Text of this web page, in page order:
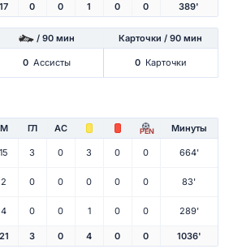
17 0 0 1 0 0 389'
/ 90 мин Карточки / 90 мин
0 Ассисты 0 Карточки
М ГЛ АС PEN Минуты
15 3 0 3 0 0 664'
2 0 0 0 0 0 83'
4 0 0 1 0 0 289'
21 3 0 4 0 0 1036'